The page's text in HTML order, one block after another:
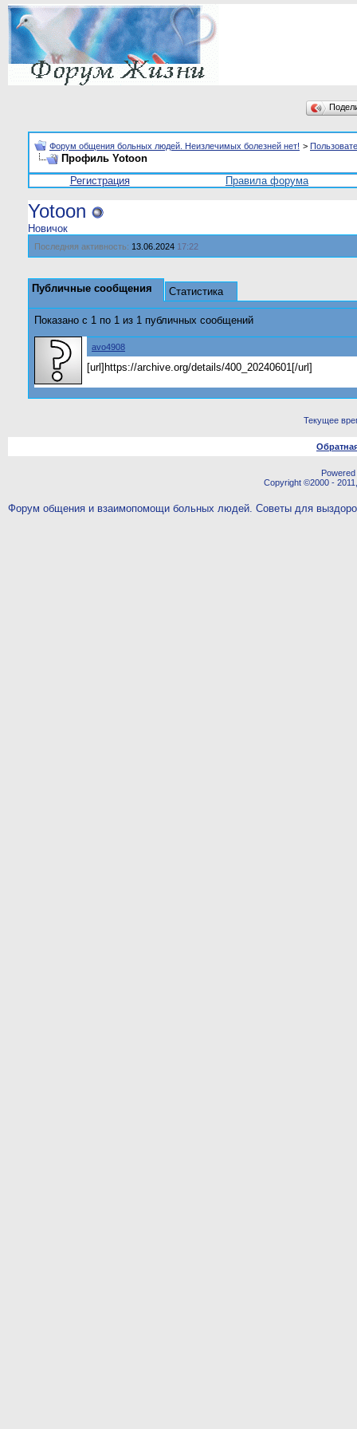
Форум общения больных людей. Неизлечимых болезней нет! >
Профиль Yotoon
Регистрация
Правила форума
Yotoon
Новичок
Последняя активность: 13.06.2024 17:22
Публичные сообщения Статистика
Показано с 1 по 1 из 1 публичных сообщений
avo4908
[url]https://archive.org/details/400_20240601[/url]
Текущее
Copyright ©2000 -
Форум общения и взаимопомощи больных людей. Советы для